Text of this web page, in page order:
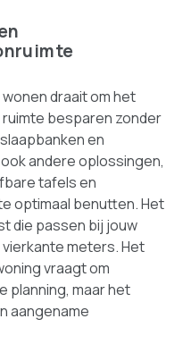
draait om het
ruimte besparen zonder
en
andere oplossingen,
tafels en
optimaal benutten. Het
die passen bij jouw
meters. Het
vraagt om
planning, maar het
aangename